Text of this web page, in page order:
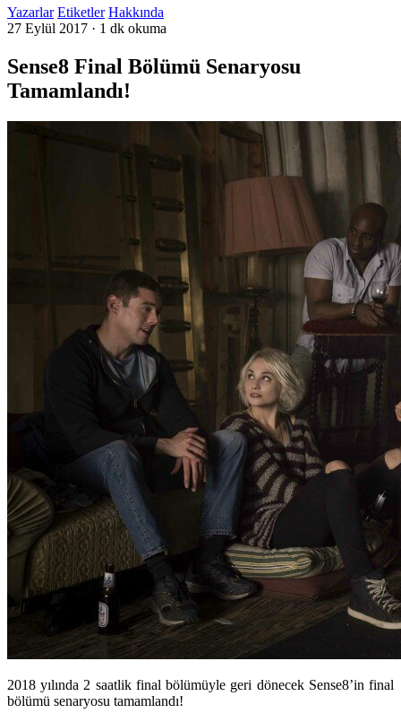
Yazarlar Etiketler Hakkında
27 Eylül 2017 · 1 dk okuma
Sense8 Final Bölümü Senaryosu
Tamamlandı!
2018 yılında 2 saatlik final bölümüyle geri dönecek Sense8’in final
bölümü senaryosu tamamlandı!